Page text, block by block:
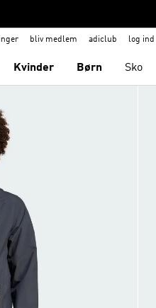
bliv medlem adiclub log ind
Kvinder Børn Sko